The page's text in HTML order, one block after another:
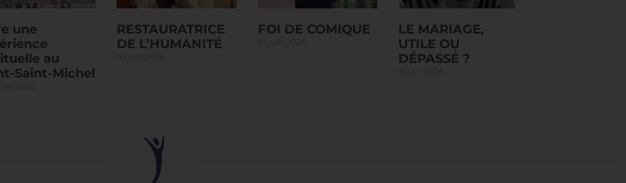
une
au
Saint-Michel
RESTAURATRICE
DE L’HUMANITÉ
FOI DE COMIQUE
LE MARIAGE,
UTILE OU
DÉPASSÉ ?